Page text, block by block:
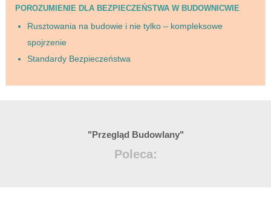
POROZUMIENIE DLA BEZPIECZEŃSTWA W BUDOWNICWIE
Rusztowania na budowie i nie tylko – kompleksowe
spojrzenie
Standardy Bezpieczeństwa
"Przegląd Budowlany"
Poleca: